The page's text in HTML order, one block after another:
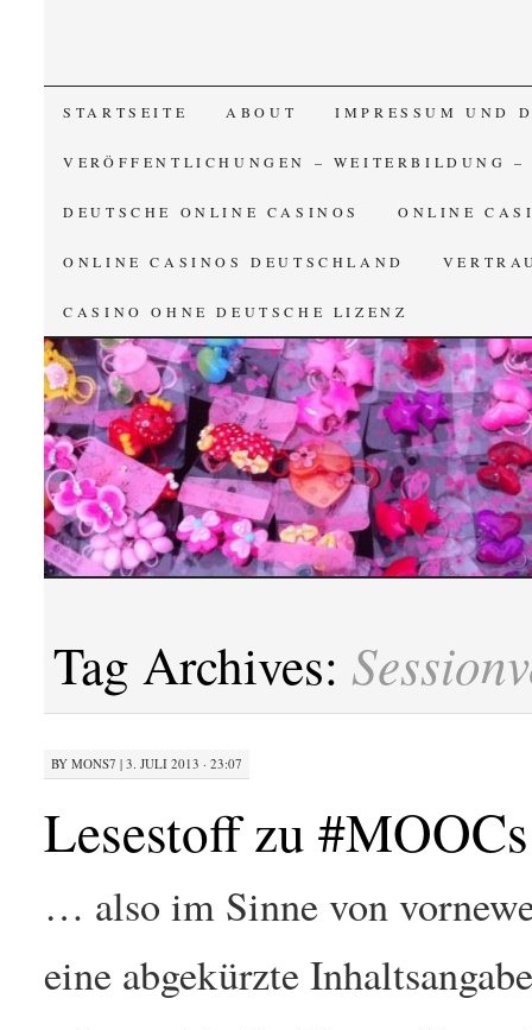
SKIP TO CONTENT
STARTSEITE ABOUT IMPRESSUM UND
VERÖFFENTLICHUNGEN – WEITERBILDUNG
DEUTSCHE ONLINE CASINOS ONLINE
ONLINE CASINOS DEUTSCHLAND
CASINO OHNE DEUTSCHE LIZENZ
Tag Archives:
BY MONS7 |3. JULI 2013 · 23:07
Lesestoff zu
… also im Sinne von
eine abgekürzte